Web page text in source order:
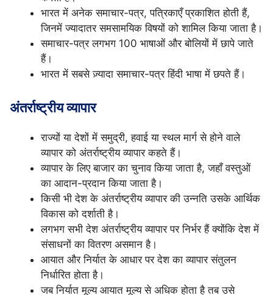
भारत में अनेक समाचार-पत्र, पत्रिकाएँ प्रकाशित होती हैं,
जिनमें ज्यादातर समसामयिक विषयों को शामिल किया जाता है।
समाचार-पत्र लगभग 100 भाषाओं और बोलियों में छापे जाते
हैं।
भारत में सबसे ज़्यादा समाचार-पत्र हिंदी भाषा में छपते हैं।
अंतर्राष्ट्रीय व्यापार
राज्यों या देशों में समुद्री, हवाई या स्थल मार्ग से होने वाले
व्यापार को अंतर्राष्ट्रीय व्यापार कहते हैं।
व्यापार के लिए बाजार का चुनाव किया जाता है, जहाँ वस्तुओं
का आदान-प्रदान किया जाता है।
किसी भी देश के अंतर्राष्ट्रीय व्यापार की उन्नति उसके आर्थिक
विकास को दर्शाती है।
लगभग सभी देश अंतर्राष्ट्रीय व्यापार पर निर्भर हैं क्योंकि देश में
संसाधनों का वितरण असमान है।
आयात और निर्यात के आधार पर देश का व्यापार संतुलन
निर्धारित होता है।
जब निर्यात मूल्य आयात मूल्य से अधिक होता है तब उसे